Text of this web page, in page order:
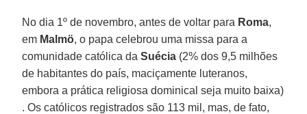
No dia 1º de novembro, antes de voltar para Roma,
em Malmö, o papa celebrou uma missa para a
comunidade católica daSuécia (2% dos 9,5 milhões
de habitantes do país, maciçamente luteranos,
embora a prática religiosa dominical seja muito baixa)
. Os católicos registrados são 113 mil, mas, de fato,